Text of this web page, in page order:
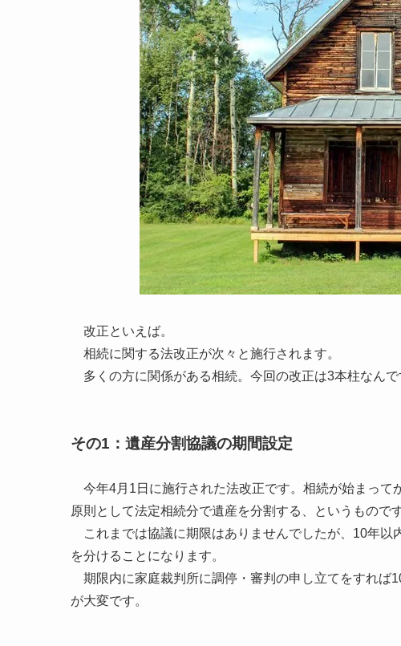
改正といえば。
相続に関する法改正が次々と施行されます。
多くの方に関係がある相続。今回の改正は3本柱なんで
その1：遺産分割協議の期間設定
今年4月1日に施行された法改正です。相続が始まって
原則として法定相続分で遺産を分割する、というものです
これまでは協議に期限はありませんでしたが、10年以
を分けることになります。
期限内に家庭裁判所に調停・審判の申し立てをすれば
が大変です。